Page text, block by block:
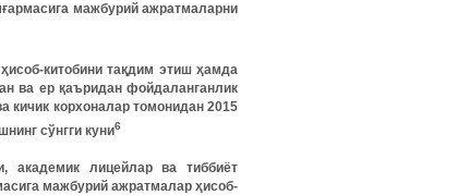
мажбурий ажратмаларни
китобини тақдим этиш ҳамда
ва ер қаъридан фойдаланганлик
кичик корхоналар томонидан 2015
сўнгги куни6
академик лицейлар ва тиббиёт
мажбурий ажратмалар ҳисоб-